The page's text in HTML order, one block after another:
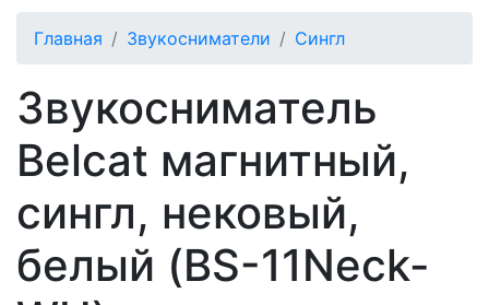
Главная Звукосниматели Сингл
Звукосниматель
Belcat магнитный,
сингл, нековый,
белый (BS-11Neck-